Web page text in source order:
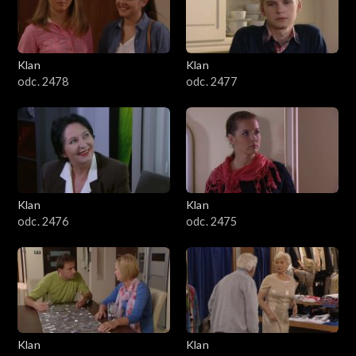
701–800
601–700
501–600
401–500
301–400
201–300
101–200
1–100
Klan
odc. 2478
Klan
odc. 2477
Klan
odc. 2476
Klan
odc. 2475
Klan
Klan